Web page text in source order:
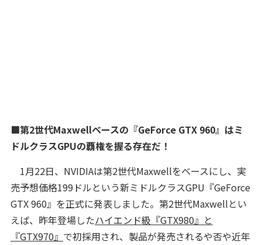
■第2世代Maxwellベースの『GeForce GTX 960』はミ
ドルクラスGPUの覇権を握る存在だ！
1月22日、NVIDIAは第2世代Maxwellをベースにし、実
売予想価格199ドルという新ミドルクラスGPU『GeForce
GTX 960』を正式に発表しました。第2世代Maxwellとい
えば、昨年登場したハイエンド級『GTX980』と
『GTX970』 で初採用され、製品が発売されるや否や近年